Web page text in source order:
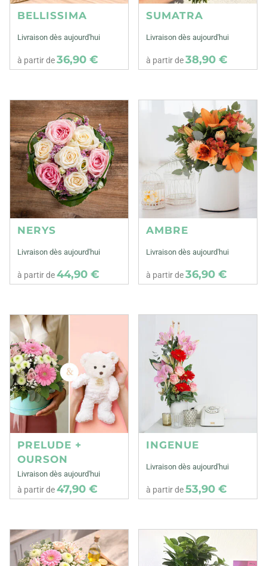
BELLISSIMA
Livraison dès aujourd'hui
à partir de36,90 €
SUMATRA
Livraison dès aujourd'hui
à partir de38,90 €
NERYS
Livraison dès aujourd'hui
à partir de44,90 €
AMBRE
Livraison dès aujourd'hui
à partir de36,90 €
PRELUDE +
OURSON
Livraison dès aujourd'hui
à partir de47,90 €
INGENUE
Livraison dès aujourd'hui
à partir de53,90 €